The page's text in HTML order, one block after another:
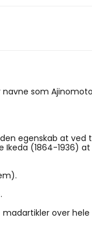
som
egenskab at
(1864-1936)
over hele